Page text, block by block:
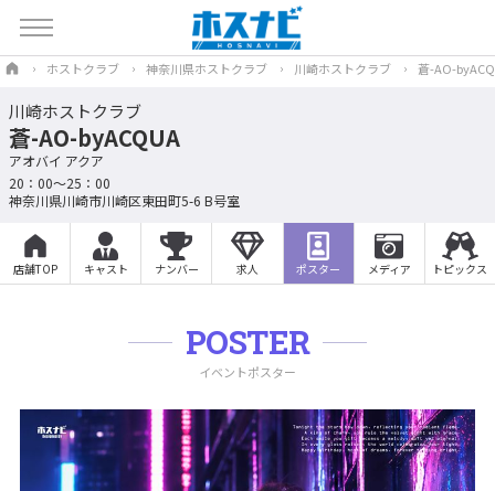
ホストクラブ 神奈川県ホストクラブ 川崎ホストクラブ 蒼-AO-
川崎ホストクラブ
蒼-AO-byACQUA
アオバイ アクア
20：00～25：00
神奈川県川崎市川崎区東田町5-6 B号室
店舗TOP キャスト ナンバー 求人 ポスター メディア トピックス
POSTER
イベントポスター